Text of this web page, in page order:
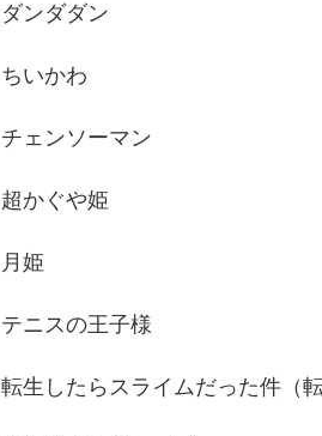
ダンダダン
ちいかわ
チェンソーマン
超かぐや姫
月姫
テニスの王子様
転生したらスライムだった件（転